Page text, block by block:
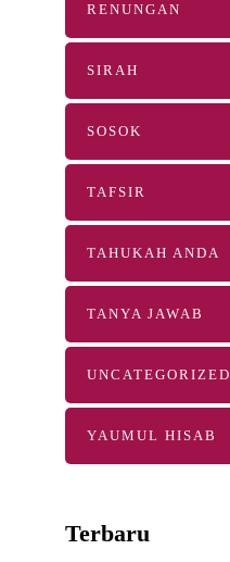
RENUNGAN
SIRAH
SOSOK
TAFSIR
TAHUKAH ANDA
TANYA JAWAB
UNCATEGORIZED
YAUMUL HISAB
Terbaru